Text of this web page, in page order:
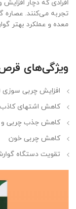
افرادی که دچار
تجربه می‌کنند. عصاره
معده و عملکرد بهتر
ویژگی‌های قرص
افزایش چربی
کاهش اشتهای کاذب
کاهش جذب چربی و
کاهش چربی خون
تقویت دستگاه